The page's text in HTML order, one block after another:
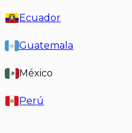
Ecuador
Guatemala
México
Perú